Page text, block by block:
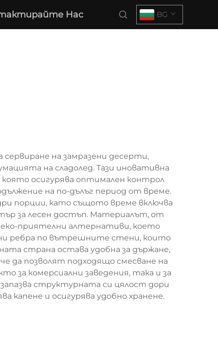
Нас BG
на замразени десерти,
на сладолед. Тази иновативна
която осигурява оптимален контрол
на по-дълъг период от време.
порции, като същото време включва
за лесен достъп. Материалът, от
еко-приятелни алтернативи, което
ребра по вътрешните стени, които
страна остава удобна за държане,
да позволят подходящо смесване на
за комерсиални заведения, така и за
структурната си цялост дори
и осигурява удобно хранене.